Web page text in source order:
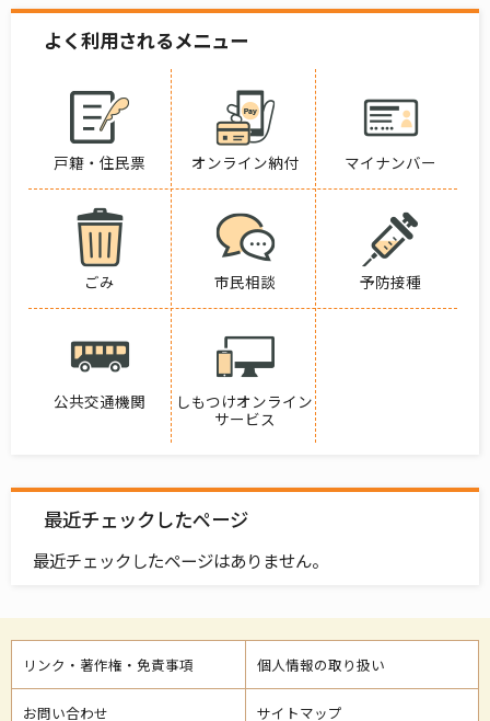
よく利用されるメニュー
戸籍・住民票 オンライン納付 マイナンバー
ごみ 市民相談 予防接種
公共交通機関
しもつけオンライン
サービス
最近チェックしたページ
最近チェックしたページはありません。
リンク・著作権・免責事項 個人情報の取り扱い
お問い合わせ サイトマップ